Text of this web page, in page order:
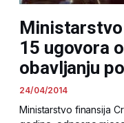
15 ugovora
obavljanju
24/04/2014
Ministarstvo finansija